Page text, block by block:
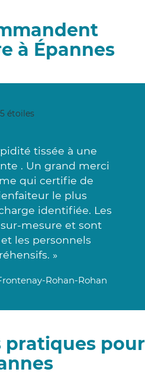
à Épannes
tissée à une
. Un grand merci
qui certifie de
le plus
identifiée. Les
mesure et sont
les personnels
»
Rohan-Rohan
pour